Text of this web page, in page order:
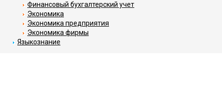
Финансовый бухгалтерский учет
Экономика
Экономика предприятия
Экономика фирмы
Языкознание